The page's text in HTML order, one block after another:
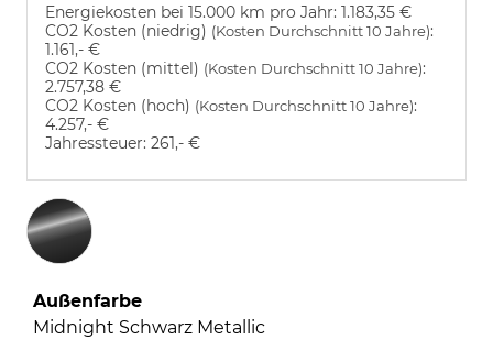
Energiekosten bei 15.000 km pro Jahr: 1.183,35 €
CO2 Kosten (niedrig) (Kosten Durchschnitt 10 Jahre):
1.161,- €
CO2 Kosten (mittel) (Kosten Durchschnitt 10 Jahre):
2.757,38 €
CO2 Kosten (hoch) (Kosten Durchschnitt 10 Jahre):
4.257,- €
Jahressteuer: 261,- €
Außenfarbe
Midnight Schwarz Metallic